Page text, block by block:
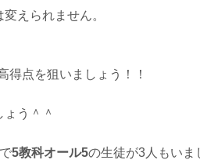
えられません。
得点を狙いましょう！！
う＾＾
5教科オール5の生徒が3人もいま